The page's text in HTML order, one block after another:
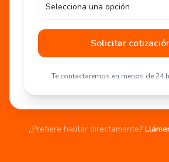
Selecciona una opción
Solicitar
Te contactaremos en menos de 24
¿Prefiere hablar directamente?